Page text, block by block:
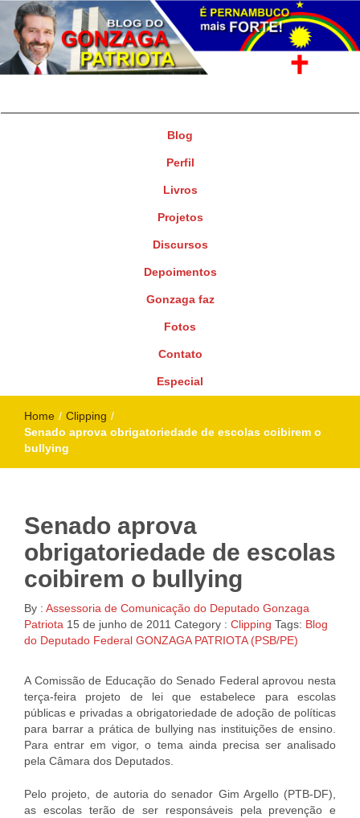
Blog
Perfil
Livros
Projetos
Discursos
Depoimentos
Gonzaga faz
Fotos
Contato
Especial
Home / Clipping /
Senado aprova obrigatoriedade de escolas coibirem o
bullying
Senado aprova
obrigatoriedade de escolas
coibirem o bullying
By : Assessoria de Comunicação do Deputado Gonzaga
Patriota 15 de junho de 2011 Category : Clipping Tags: Blog
do Deputado Federal GONZAGA PATRIOTA (PSB/PE)
A Comissão de Educação do Senado Federal aprovou nesta
terça-feira projeto de lei que estabelece para escolas
públicas e privadas a obrigatoriedade de adoção de políticas
para barrar a prática de bullying nas instituições de ensino.
Para entrar em vigor, o tema ainda precisa ser analisado
pela Câmara dos Deputados.
Pelo projeto, de autoria do senador Gim Argello (PTB-DF),
as escolas terão de ser responsáveis pela prevenção e